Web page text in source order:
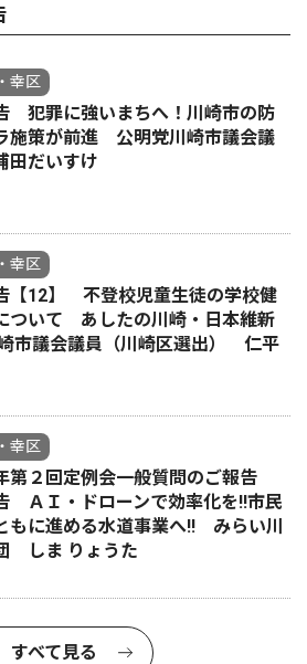
幸区
犯罪に強いまちへ！川崎市の防
施策が前進 公明党川崎市議会議
だいすけ
幸区
【12】 不登校児童生徒の学校健
ついて あしたの川崎・日本維新
市議会議員（川崎区選出） 仁平
幸区
第２回定例会一般質問のご報告
ＡＩ・ドローンで効率化を!!市民
もに進める水道事業へ!! みらい川
しま りょうた
すべて見る